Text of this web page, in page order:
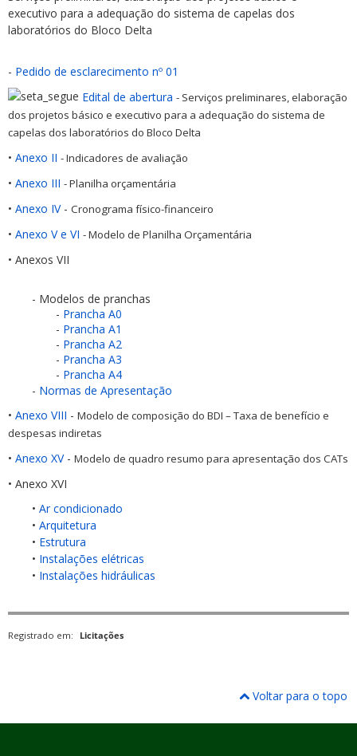
executivo para a adequação do sistema de capelas dos
laboratórios do Bloco Delta
- Pedido de esclarecimento nº 01
Edital de abertura - Serviços preliminares, elaboração
dos projetos básico e executivo para a adequação do sistema de
capelas dos laboratórios do Bloco Delta
• Anexo II - Indicadores de avaliação
• Anexo III - Planilha orçamentária
• Anexo IV- Cronograma físico-financeiro
• Anexo V e VI - Modelo de Planilha Orçamentária
• Anexos VII
- Modelos de pranchas
- Prancha A0
- Prancha A1
- Prancha A2
- Prancha A3
- Prancha A4
- Normas de Apresentação
• Anexo VIII - Modelo de composição do BDI – Taxa de benefício e
despesas indiretas
• Anexo XV- Modelo de quadro resumo para apresentação dos CATs
• Anexo XVI
• Ar condicionado
• Arquitetura
• Estrutura
• Instalações elétricas
• Instalações hidráulicas
Registrado em: Licitações
Voltar para o topo